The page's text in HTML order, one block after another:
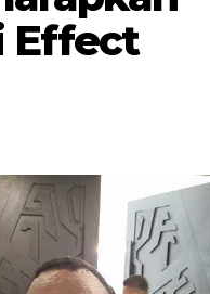
Effect